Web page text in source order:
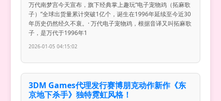
万代南梦宫今天宣布，旗下经典掌上趣玩“电子宠物鸡（拓麻歌
子）”全球出货量累计突破1亿个，诞生在1996年延续至今近30
年历史仍然经久不衰。· 万代电子宠物鸡，根据音译又叫拓麻歌
子，是万代于1996年1
2026-01-05 04:15:02
3DM Games代理发行赛博朋克动作新作《东
京地下杀手》独特霓虹风格！